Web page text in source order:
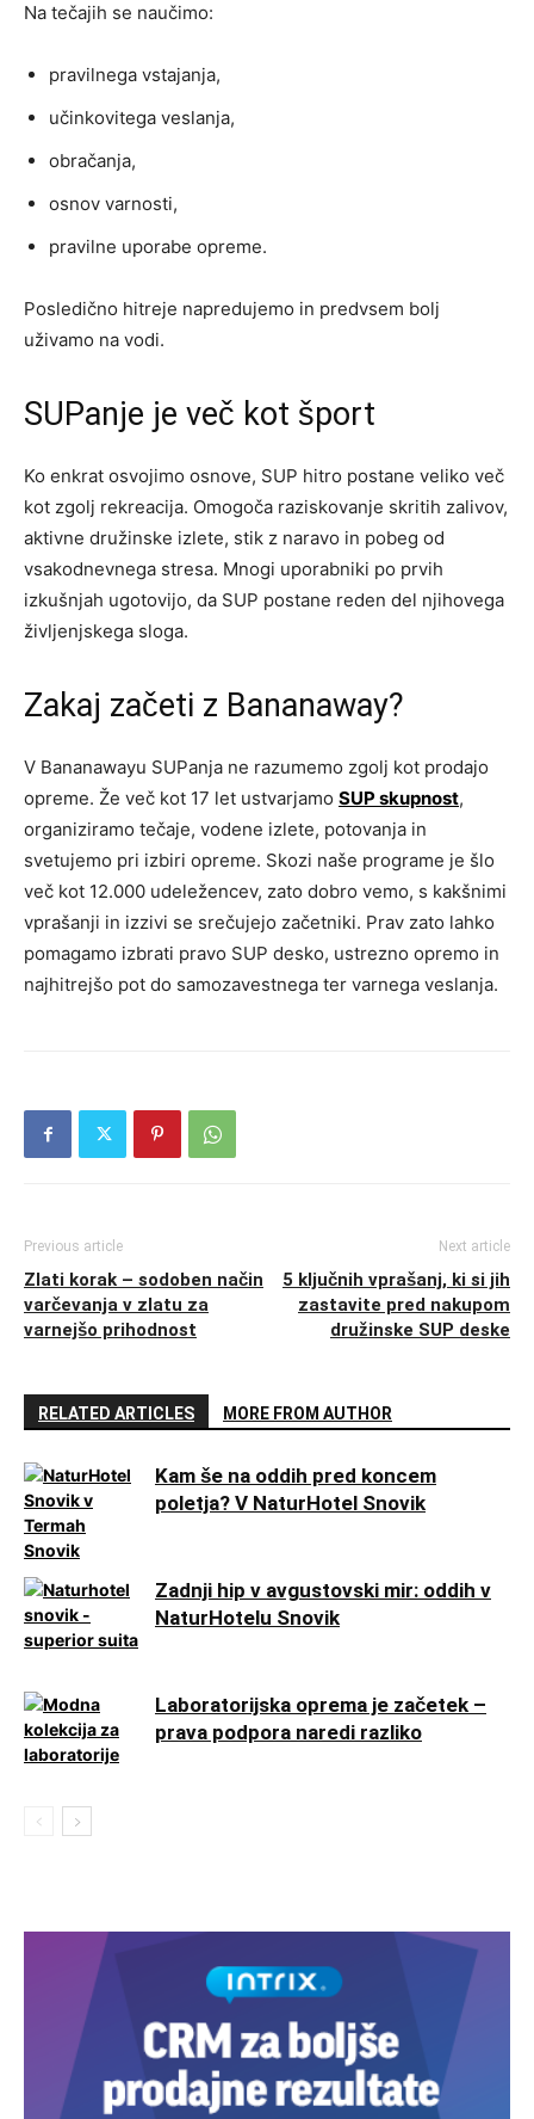
Na tečajih se naučimo:
pravilnega vstajanja,
učinkovitega veslanja,
obračanja,
osnov varnosti,
pravilne uporabe opreme.
Posledično hitreje napredujemo in predvsem bolj
uživamo na vodi.
SUPanje je več kot šport
Ko enkrat osvojimo osnove, SUP hitro postane veliko več
kot zgolj rekreacija. Omogoča raziskovanje skritih zalivov,
aktivne družinske izlete, stik z naravo in pobeg od
vsakodnevnega stresa. Mnogi uporabniki po prvih
izkušnjah ugotovijo, da SUP postane reden del njihovega
življenjskega sloga.
Zakaj začeti z Bananaway?
V Bananawayu SUPanja ne razumemo zgolj kot prodajo
opreme. Že več kot 17 let ustvarjamo SUP skupnost,
organiziramo tečaje, vodene izlete, potovanja in
svetujemo pri izbiri opreme. Skozi naše programe je šlo
več kot 12.000 udeležencev, zato dobro vemo, s kakšnimi
vprašanji in izzivi se srečujejo začetniki. Prav zato lahko
pomagamo izbrati pravo SUP desko, ustrezno opremo in
najhitrejšo pot do samozavestnega ter varnega veslanja.
Previous article
Zlati korak – sodoben način
varčevanja v zlatu za
varnejšo prihodnost
Next article
5 ključnih vprašanj, ki si jih
zastavite pred nakupom
družinske SUP deske
RELATED ARTICLES MORE FROM AUTHOR
Kam še na oddih pred koncem
poletja? V NaturHotel Snovik
Zadnji hip v avgustovski mir: oddih v
NaturHotelu Snovik
Laboratorijska oprema je začetek –
prava podpora naredi razliko